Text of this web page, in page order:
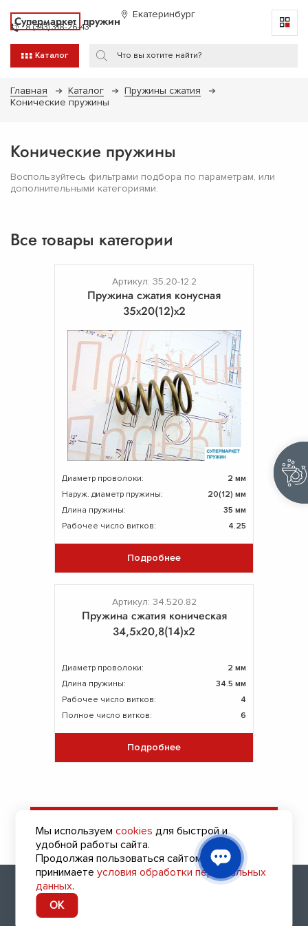
Супермаркет пружин Екатеринбург
8 (343) 318-26-43
Каталог
Главная Каталог
Пружины сжатия
Конические пружины
Конические пружины
Воспользуйтесь фильтрами подбора по параметрам, или
дополнительными категориями:
Все товары категории
Артикул: 35.20-12.2
Пружина сжатия конусная
35х20(12)х2
Диаметр проволоки:
2 мм
Наруж. диаметр пружины:
20(12) мм
Длина пружины:
35 мм
Рабочее число витков:
4.25
Подробнее
Артикул: 34.520.82
Пружина сжатия коническая
34,5х20,8(14)х2
Диаметр проволоки:
2 мм
Длина пружины:
34.5 мм
Рабочее число витков:
4
Полное число витков:
6
Подробнее
на подбор пружин
2010 - 2026 (с) Все права защищены
Мы используемcookies для быстрой и
удобной работы сайта.
Продолжая пользоваться сайтом, вы
принимаетеусловия обработки персональных
данных.
OK